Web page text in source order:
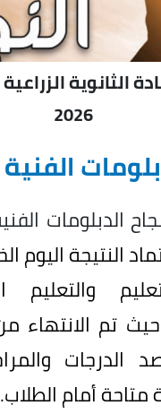
الثانوية
2026
الفنية 2026
الدبلومات
النتيجة اليوم
تم الانتهاء
الدرجات
متاحة أمام الطلاب.